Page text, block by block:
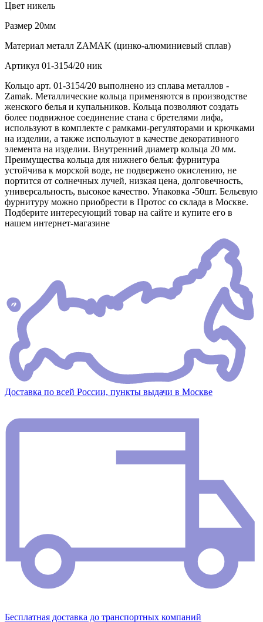
Цвет никель
Размер 20мм
Материал металл ZAMAK (цинко-алюминиевый сплав)
Артикул 01-3154/20 ник
Кольцо арт. 01-3154/20 выполнено из сплава металлов -
Zamak. Металлические кольца применяются в производстве
женского белья и купальников. Кольца позволяют создать
более подвижное соединение стана с бретелями лифа,
используют в комплекте с рамками-регуляторами и крючками
на изделии, а также используют в качестве декоративного
элемента на изделии. Внутренний диаметр кольца 20 мм.
Преимущества кольца для нижнего белья: фурнитура
устойчива к морской воде, не подвержено окислению, не
портится от солнечных лучей, низкая цена, долговечность,
универсальность, высокое качество. Упаковка -50шт. Бельевую
фурнитуру можно приобрести в Протос со склада в Москве.
Подберите интересующий товар на сайте и купите его в
нашем интернет-магазине
Доставка по всей России, пункты выдачи в Москве
Бесплатная доставка до транспортных компаний